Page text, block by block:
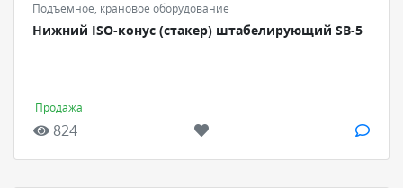
Подъемное, крановое оборудование
Нижний ISO-конус (стакер) штабелирующий SB-5
Продажа
824